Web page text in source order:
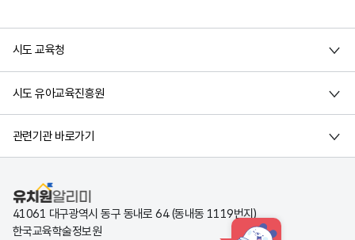
시도 교육청
시도 유아교육진흥원
관련기관 바로가기
유치원알리미
41061 대구광역시 동구 동내로 64 (동내동 1119번지)
한국교육학술정보원